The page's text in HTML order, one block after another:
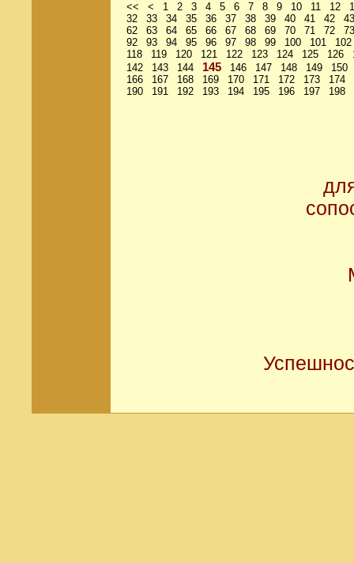
<< < 1 2 3 4 5 6 7 8 9 10 11 12
32
33 34 35 36 37 38 39 40 41 42
43
62
63 64 65 66 67 68 69 70 71 72
73
92
93 94 95 96 97 98 99 100 101
102
118
119 120 121 122 123 124 125 126
142
143 144 145 146 147 148 149
150
166
167 168 169 170 171 172 173
174
190
191 192 193 194 195 196 197 198